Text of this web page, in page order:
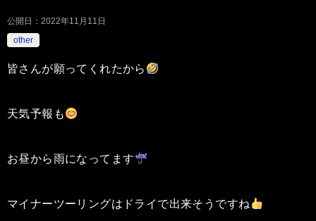
公開日： 2022年11月11日
other
皆さんが願ってくれたから
天気予報も
お昼から雨になってます
マイナーツーリングはドライで出来そうですね